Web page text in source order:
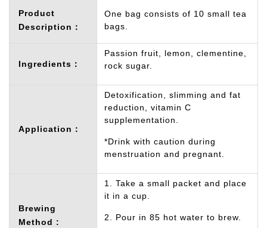
Product
Description：
One bag consists of 10 small tea
bags.
Ingredients：
Passion fruit, lemon, clementine,
rock sugar.
Application：
Detoxification, slimming and fat
reduction, vitamin C
supplementation.
*Drink with caution during
menstruation and pregnant.
Brewing
Method :
1. Take a small packet and place
it in a cup.
2. Pour in 85 hot water to brew.